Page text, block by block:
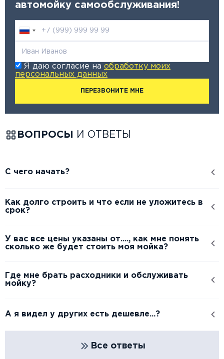
автомойку самообслуживания!
Я даю согласие на обработку моих
персональных данных
ПЕРЕЗВОНИТЕ МНЕ
ВОПРОСЫ И ОТВЕТЫ
С чего начать?
Как долго строить и что если не уложитесь в
срок?
У вас все цены указаны от...., как мне понять
сколько же будет стоить моя мойка?
Где мне брать расходники и обслуживать
мойку?
А я видел у других есть дешевле...?
Все ответы